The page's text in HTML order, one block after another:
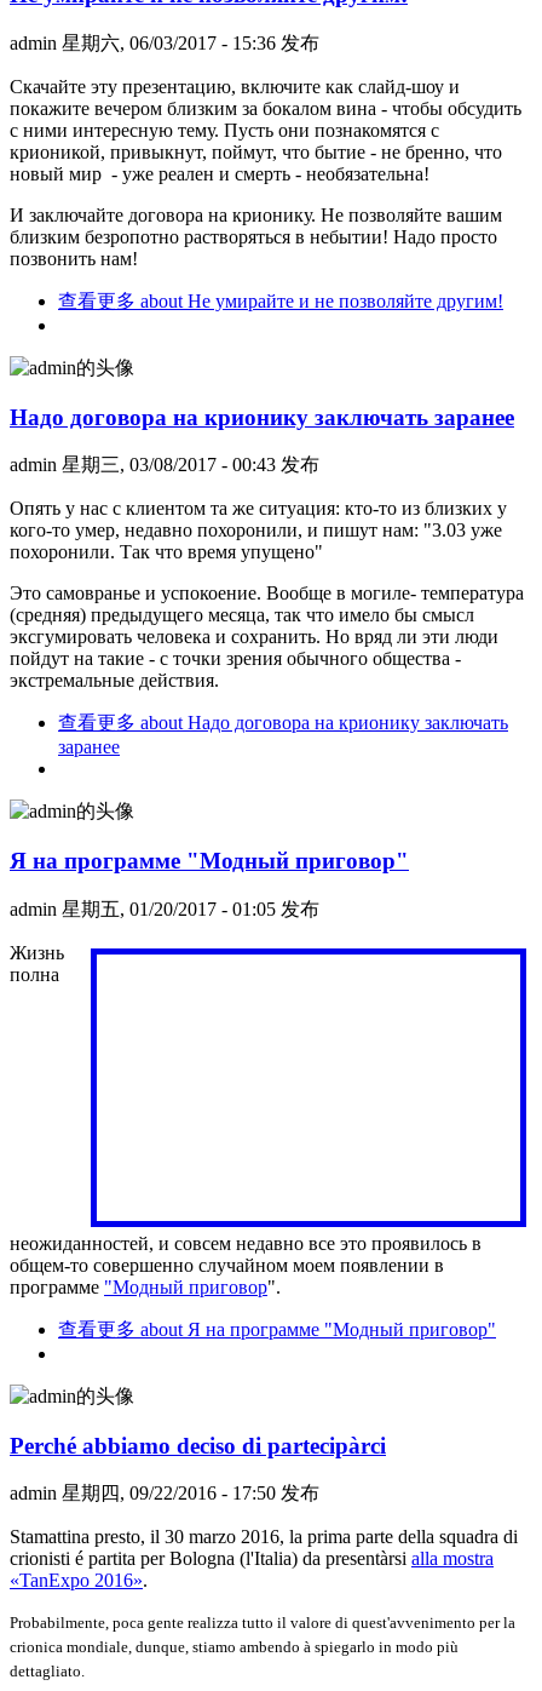
admin 星期六, 06/03/2017 - 15:36 发布
Скачайте эту презентацию, включите как слайд-шоу и
покажите вечером близким за бокалом вина - чтобы обсудить
с ними интересную тему. Пусть они познакомятся с
крионикой, привыкнут, поймут, что бытие - не бренно, что
новый мир - уже реален и смерть - необязательна!
И заключайте договора на крионику. Не позволяйте вашим
близким безропотно растворяться в небытии! Надо просто
позвонить нам!
查看更多 about Не умирайте и не позволяйте другим!
Надо договора на крионику заключать заранее
admin 星期三, 03/08/2017 - 00:43 发布
Опять у нас с клиентом та же ситуация: кто-то из близких у
кого-то умер, недавно похоронили, и пишут нам: "3.03 уже
похоронили. Так что время упущено"
Это самовранье и успокоение. Вообще в могиле- температура
(средняя) предыдущего месяца, так что имело бы смысл
эксгумировать человека и сохранить. Но вряд ли эти люди
пойдут на такие - с точки зрения обычного общества -
экстремальные действия.
查看更多 about Надо договора на крионику заключать
заранее
Я на программе "Модный приговор"
admin 星期五, 01/20/2017 - 01:05 发布
Жизнь
полна
неожиданностей, и совсем недавно все это проявилось в
общем-то совершенно случайном моем появлении в
программе "Модный приговор".
查看更多 about Я на программе "Модный приговор"
Perché abbiamo deciso di partecipàrci
admin 星期四, 09/22/2016 - 17:50 发布
Stamattina presto, il 30 marzo 2016, la prima parte della squadra di
crionisti é partita per Bologna (l'Italia) da presentàrsi alla mostra
«TanExpo 2016».
Probabilmente, poca gente realizza tutto il valore di quest'avvenimento per la
crionica mondiale, dunque, stiamo ambendo à spiegarlo in modo più
dettagliato.